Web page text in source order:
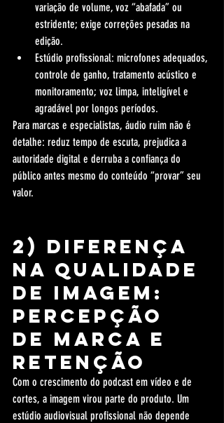
variação de volume, voz “abafada” ou
estridente; exige correções pesadas na
edição.
Estúdio profissional: microfones adequados,
controle de ganho, tratamento acústico e
monitoramento; voz limpa, inteligível e
agradável por longos períodos.
Para marcas e especialistas, áudio ruim não é
detalhe: reduz tempo de escuta, prejudica a
autoridade digital e derruba a confiança do
público antes mesmo do conteúdo “provar” seu
valor.
2) Diferença
na qualidade
de imagem:
percepção
de marca e
retenção
Com o crescimento do podcast em vídeo e de
cortes, a imagem virou parte do produto. Um
estúdio audiovisual profissional não depende